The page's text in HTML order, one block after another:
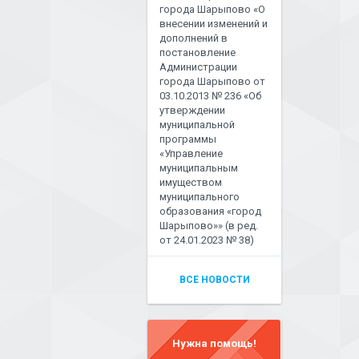
города Шарыпово «О
внесении изменений и
дополнений в
постановление
Администрации
города Шарыпово от
03.10.2013 № 236 «Об
утверждении
муниципальной
программы
«Управление
муниципальным
имуществом
муниципального
образования «город
Шарыпово»» (в ред.
от 24.01.2023 № 38)
ВСЕ НОВОСТИ
Нужна помощь!